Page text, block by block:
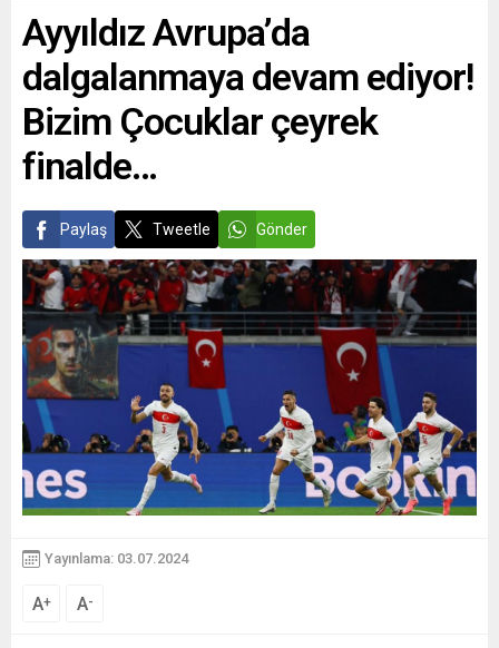
Ayyıldız Avrupa’da
dalgalanmaya devam ediyor!
Bizim Çocuklar çeyrek
finalde…
Paylaş Tweetle Gönder
Yayınlama: 03.07.2024
A+ A-